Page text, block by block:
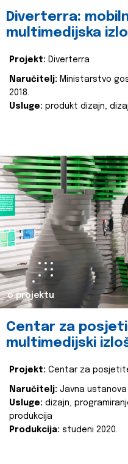
Diverterra:
multimedijska
Projekt: Diverterra
Naručitelj: Ministarstvo
2018.
Usluge: produkt dizajn,
o projektu
Centar za
multimedijski
Projekt: Centar za
Naručitelj: Javna ustanova
Usluge: dizajn,
produkcija
Produkcija: studeni 2020.